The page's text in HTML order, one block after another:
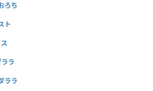
ろち
ト
ラ
ララ